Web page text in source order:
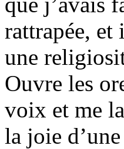
rattrapée, et
une
Ouvre les
voix et me
la joie